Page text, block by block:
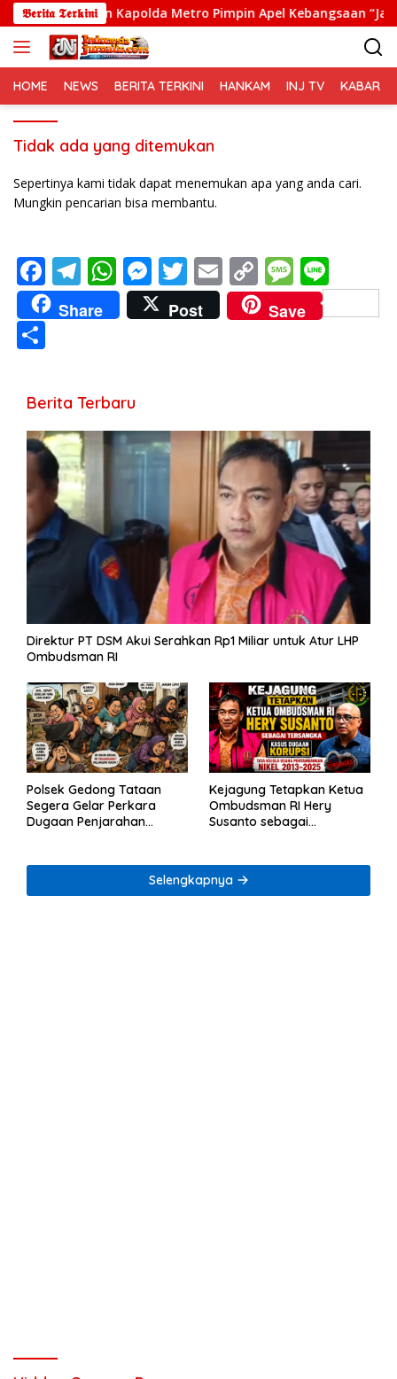
Langsung
ke
konten
𝕭𝖊𝖗𝖎𝖙𝖆 𝕿𝖊𝖗𝖐𝖎𝖓𝖎
Jaya dan Kapolda Metro Pimpin Apel Kebangsaan “Jaga
HOME NEWS BERITA TERKINI HANKAM INJ TV KABAR
Tidak ada yang ditemukan
Sepertinya kami tidak dapat menemukan apa yang anda cari.
Mungkin pencarian bisa membantu.
F
ac
e
o
k
T
el
e
m
W
h
at
p
p
M
e
ss
er
T
w
itt
E
m
ai
C
o
p
k
M
e
ss
n
e
Share Post Save
ar
e
Berita Terbaru
Direktur PT DSM Akui Serahkan Rp1 Miliar untuk Atur LHP
Ombudsman RI
Polsek Gedong Tataan
Segera Gelar Perkara
Dugaan Penjarahan
Kejagung Tetapkan Ketua
Ombudsman RI Hery
Susanto sebagai
Tambang Nikel
Selengkapnya